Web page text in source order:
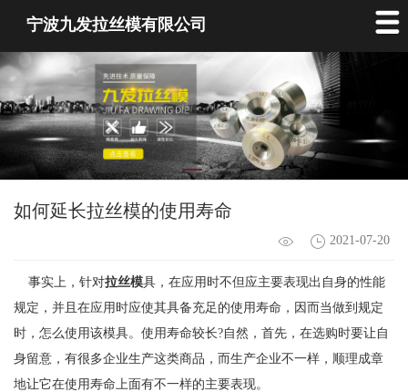
宁波九发拉丝模有限公司
如何延长拉丝模的使用寿命
2021-07-20
事实上，针对拉丝模具，在应用时不但应主要表现出自身的性能
规定，并且在应用时应使其具备充足的使用寿命，因而当做到规定
时，怎么使用该模具。使用寿命较长?自然，首先，在选购时要让自
身留意，有很多企业生产这类商品，而生产企业不一样，顺理成章
地让它在使用寿命上面有不一样的主要表现。